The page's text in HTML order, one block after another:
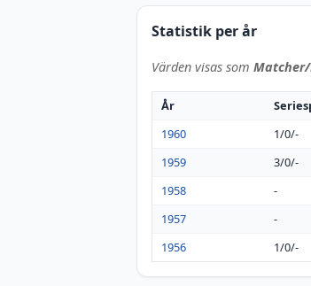
Statistik per år
Värden visas som
År
1960
1/0/-
1959
3/0/-
1958
-
1957
-
1956
1/0/-